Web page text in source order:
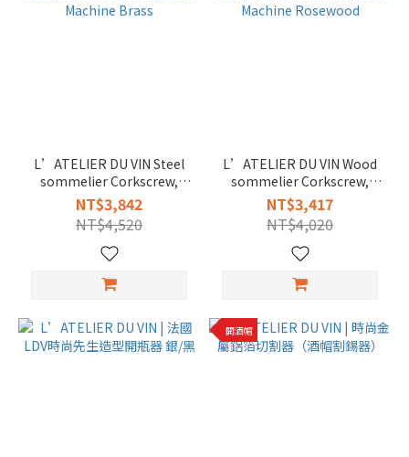
L’ATELIER DU VIN Steel
sommelier Corkscrew,
Soft Machine Brass
NT$3,842
NT$4,520
L’ATELIER DU VIN Wood
sommelier Corkscrew,
Soft Machine Rosewood
NT$3,417
NT$4,020
開酒帽